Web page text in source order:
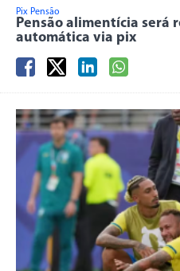
Pix Pensão
Pensão alimentícia será
automática via pix